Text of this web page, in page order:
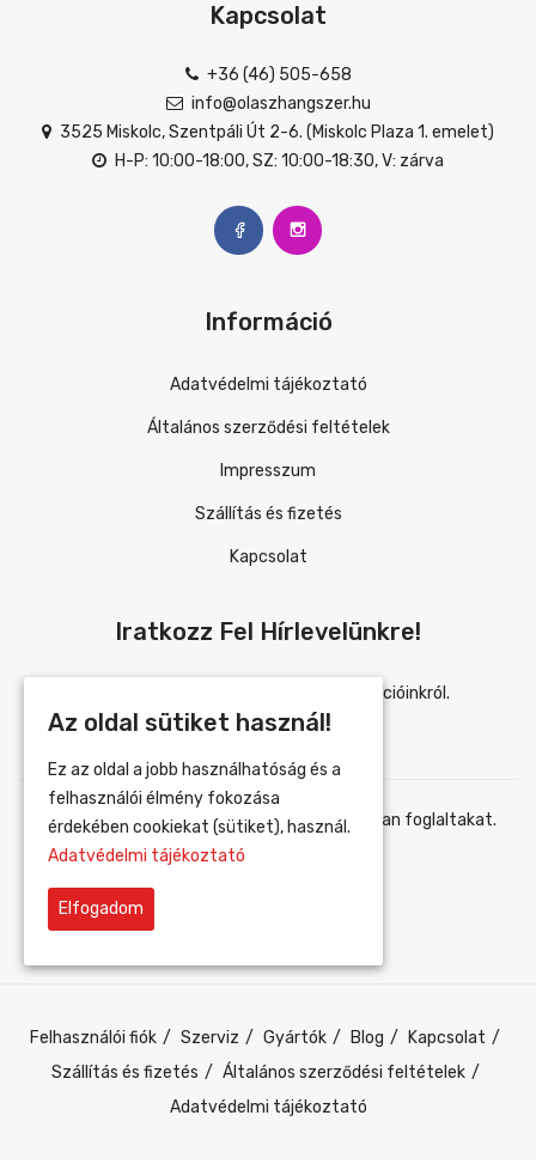
Kapcsolat
+36 (46) 505-658
info@olaszhangszer.hu
3525 Miskolc, Szentpáli Út 2-6. (Miskolc Plaza 1. emelet)
H-P: 10:00-18:00, SZ: 10:00-18:30, V: zárva
Információ
Adatvédelmi tájékoztató
Általános szerződési feltételek
Impresszum
Szállítás és fizetés
Kapcsolat
Iratkozz Fel Hírlevelünkre!
Értesülj elsőként újdonságainkról és akcióinkról.
Elfogadom az adatvédelmi tájékoztatóban foglaltakat.
Felhasználói fiók Szerviz Gyártók Blog
Kapcsolat
Szállítás és fizetés
Általános szerződési feltételek
Adatvédelmi tájékoztató
Az oldal sütiket használ!
Ez az oldal a jobb használhatóság és a
felhasználói élmény fokozása
érdekében cookiekat (sütiket), használ.
Adatvédelmi tájékoztató
Elfogadom